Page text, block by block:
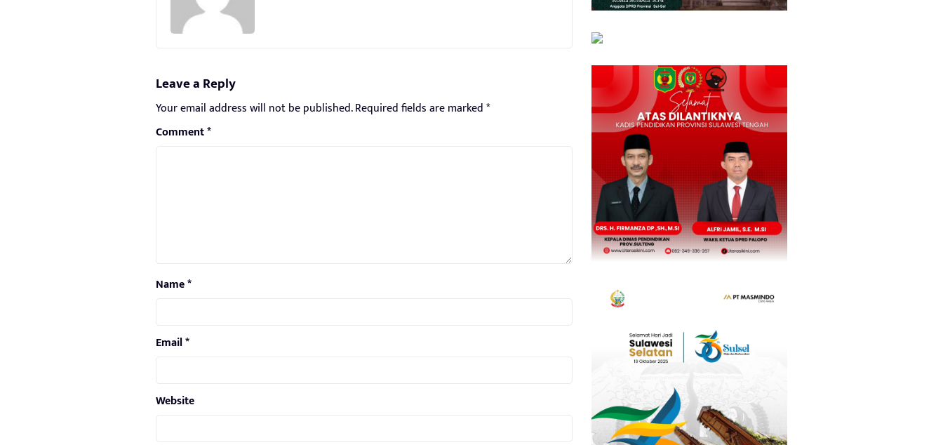
Leave a Reply
Your email address will not be published.Required fields are marked*
Comment*
Name*
Email*
Website